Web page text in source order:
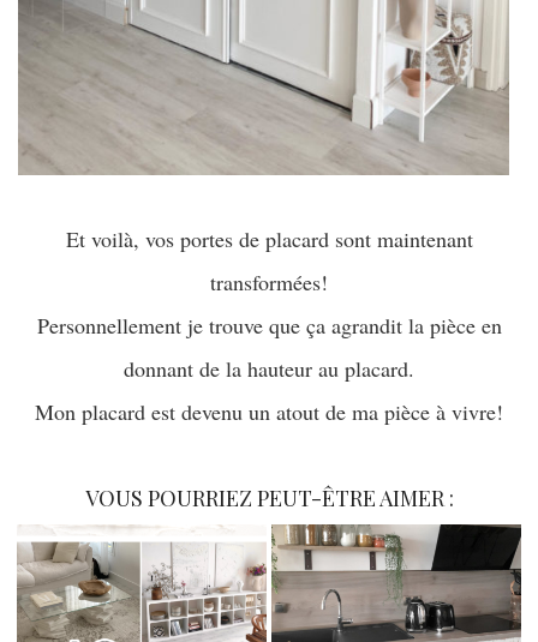
Et voilà, vos portes de placard sont maintenant
transformées!
Personnellement je trouve que ça agrandit la pièce en
donnant de la hauteur au placard.
Mon placard est devenu un atout de ma pièce à vivre!
VOUS POURRIEZ PEUT-ÊTRE AIMER :